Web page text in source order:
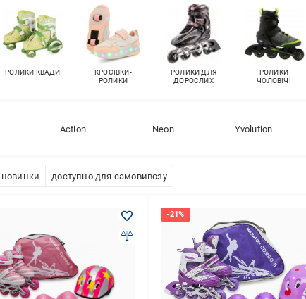
РОЛИКИ КВАДИ
КРОСІВКИ-
РОЛИКИ
РОЛИКИ ДЛЯ
ДОРОСЛИХ
РОЛИКИ
ЧОЛОВІЧІ
Action Neon Yvolution
новинки доступно для самовивозу